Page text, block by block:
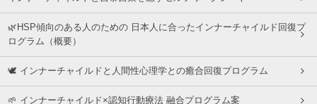
🌿HSP傾向のある人のための 日本人に合ったインナーチャイルド回復プ
ログラム（概要）
🕊 インナーチャイルドと人間性心理学との癒合回復プログラム
🌱 インナーチャイルド×認知行動療法 融合プログラム案